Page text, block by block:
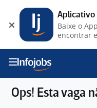
Ops! Esta vaga
Aplicativo
Baixe o
encontrar